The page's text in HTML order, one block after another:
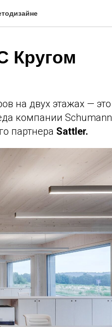
Кругом
на двух этажах — это
компании Schumann
партнера Sattler.